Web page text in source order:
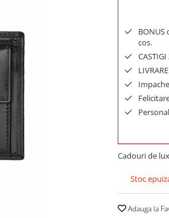
BONUS
cos.
CASTIGI
Cadouri de
Stoc
Adauga la